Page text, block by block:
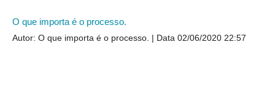
O que importa é o processo.
Autor: O que importa é o processo. Data 02/06/2020 22:57